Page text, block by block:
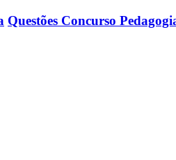
Questões Concurso